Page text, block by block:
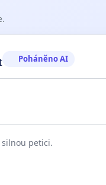
Poháněno AI
petici.